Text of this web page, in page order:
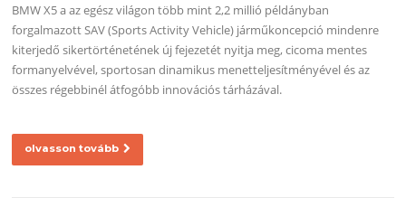
BMW X5 a az egész világon több mint 2,2 millió példányban
forgalmazott SAV (Sports Activity Vehicle) járműkoncepció mindenre
kiterjedő sikertörténetének új fejezetét nyitja meg, cicoma mentes
formanyelvével, sportosan dinamikus menetteljesítményével és az
összes régebbinél átfogóbb innovációs tárházával.
olvasson tovább